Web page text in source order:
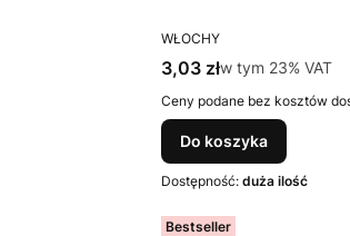
PRODUCENT
WŁOCHY
Cena brutto
3,03 złw tym %s VAT
w tym 23% VAT
Ceny podane bez kosztów
Do koszyka
Dostępność:duża ilość
Bestseller